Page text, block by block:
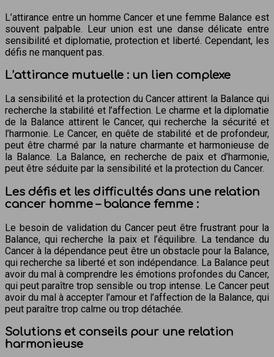
L’attirance entre un homme Cancer et une femme Balance est
souvent palpable. Leur union est une danse délicate entre
sensibilité et diplomatie, protection et liberté. Cependant, les
défis ne manquent pas.
L’attirance mutuelle : un lien complexe
La sensibilité et la protection du Cancer attirent la Balance qui
recherche la stabilité et l’affection. Le charme et la diplomatie
de la Balance attirent le Cancer, qui recherche la sécurité et
l’harmonie. Le Cancer, en quête de stabilité et de profondeur,
peut être charmé par la nature charmante et harmonieuse de
la Balance. La Balance, en recherche de paix et d’harmonie,
peut être séduite par la sensibilité et la protection du Cancer.
Les défis et les difficultés dans une relation
cancer homme – balance femme :
Le besoin de validation du Cancer peut être frustrant pour la
Balance, qui recherche la paix et l’équilibre. La tendance du
Cancer à la dépendance peut être un obstacle pour la Balance,
qui recherche sa liberté et son indépendance. La Balance peut
avoir du mal à comprendre les émotions profondes du Cancer,
qui peut paraître trop sensible ou trop intense. Le Cancer peut
avoir du mal à accepter l’amour et l’affection de la Balance, qui
peut paraître trop calme ou trop détachée.
Solutions et conseils pour une relation
harmonieuse